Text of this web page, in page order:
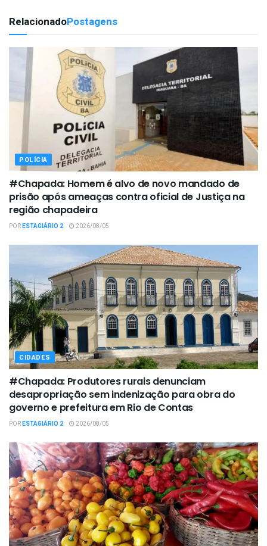
RelacionadoPostagens
POLÍCIA
#Chapada: Homem é alvo de novo mandado de
prisão após ameaças contra oficial de Justiça na
região chapadeira
PORESTAGIÁRIO 2 2026/08/05
CIDADES
#Chapada: Produtores rurais denunciam
desapropriação sem indenização para obra do
governo e prefeitura em Rio de Contas
PORESTAGIÁRIO 2 2026/08/05